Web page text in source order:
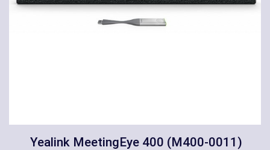
Yealink MeetingEye 400 (M400-0011)